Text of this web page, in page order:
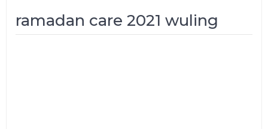
ramadan care 2021 wuling